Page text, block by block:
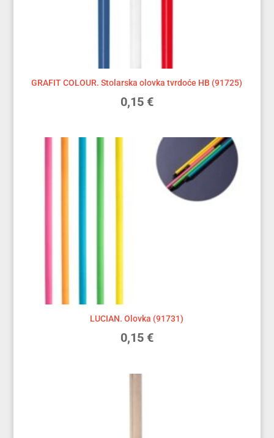
GRAFIT COLOUR. Stolarska olovka tvrdoće HB (91725)
0,15 €
LUCIAN. Olovka (91731)
0,15 €